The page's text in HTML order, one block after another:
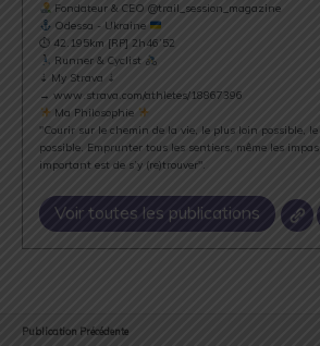
Fondateur & CEO @trail_session_magazine
Odessa - Ukraine
⏱ 42.195km [RP] 2h46’52
Runner & Cyclist
⇣ My Strava ⇣
→ www.strava.com/athletes/18867396
Ma Philosophie
"Courir sur le chemin de la vie, le plus loin possible,
possible. Emprunter tous les sentiers, même les
important est de s’y (re)trouver".
Voir toutes les publications
Publication Précédente